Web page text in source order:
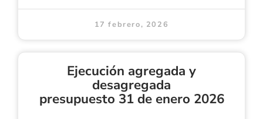
17 febrero, 2026
Ejecución agregada y
desagregada
presupuesto 31 de enero 2026